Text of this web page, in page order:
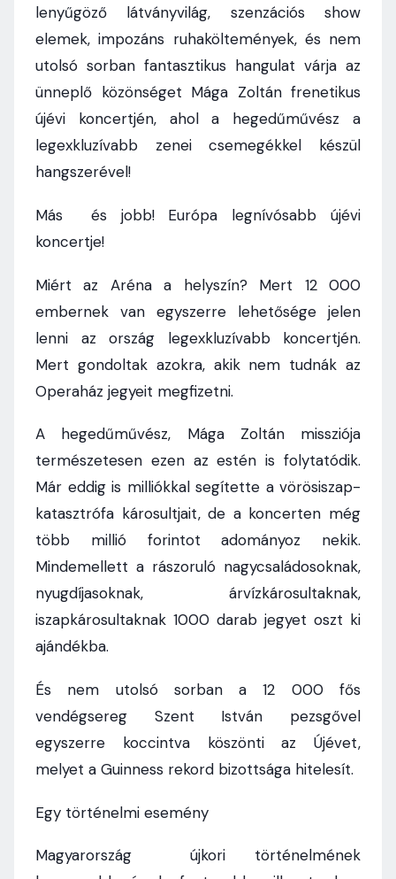
lenyűgöző látványvilág, szenzációs show
elemek, impozáns ruhaköltemények, és nem
utolsó sorban fantasztikus hangulat várja az
ünneplő közönséget Mága Zoltán frenetikus
újévi koncertjén, ahol a hegedűművész a
legexkluzívabb zenei csemegékkel készül
hangszerével!
Más és jobb! Európa legnívósabb újévi
koncertje!
Miért az Aréna a helyszín? Mert 12 000
embernek van egyszerre lehetősége jelen
lenni az ország legexkluzívabb koncertjén.
Mert gondoltak azokra, akik nem tudnák az
Operaház jegyeit megfizetni.
A hegedűművész, Mága Zoltán missziója
természetesen ezen az estén is folytatódik.
Már eddig is milliókkal segítette a vörösiszap-
katasztrófa károsultjait, de a koncerten még
több millió forintot adományoz nekik.
Mindemellett a rászoruló nagycsaládosoknak,
nyugdíjasoknak, árvízkárosultaknak,
iszapkárosultaknak 1000 darab jegyet oszt ki
ajándékba.
És nem utolsó sorban a 12 000 fős
vendégsereg Szent István pezsgővel
egyszerre koccintva köszönti az Újévet,
melyet a Guinness rekord bizottsága hitelesít.
Egy történelmi esemény
Magyarország újkori történelmének